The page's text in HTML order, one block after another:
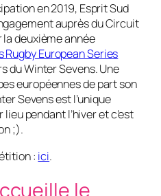
en 2019, Esprit Sud
auprès du Circuit
la deuxième année
Rugby European Series
du Winter Sevens. Une
européennes de part son
Sevens est l’unique
pendant l’hiver et c’est
;).
: ici.
le